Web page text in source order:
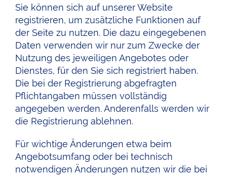
Sie können sich auf unserer Website
registrieren, um zusätzliche Funktionen auf
der Seite zu nutzen. Die dazu eingegebenen
Daten verwenden wir nur zum Zwecke der
Nutzung des jeweiligen Angebotes oder
Dienstes, für den Sie sich registriert haben.
Die bei der Registrierung abgefragten
Pflichtangaben müssen vollständig
angegeben werden. Anderenfalls werden wir
die Registrierung ablehnen.
Für wichtige Änderungen etwa beim
Angebotsumfang oder bei technisch
notwendigen Änderungen nutzen wir die bei